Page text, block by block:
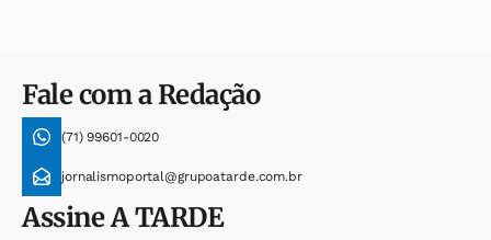
Fale com a Redação
(71) 99601-0020
jornalismoportal@grupoatarde.com.br
AssineA TARDE